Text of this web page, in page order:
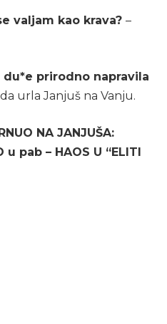
valjam kao krava? –
prirodno napravila
urla Janjuš na Vanju.
NA JANJUŠA:
pab – HAOS U “ELITI